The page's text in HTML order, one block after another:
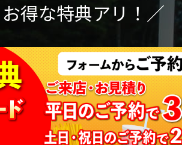
得な特典アリ！／